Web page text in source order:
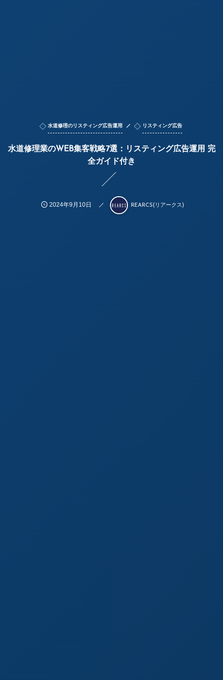
水道修理のリスティング広告運用 リスティング広告
水道修理業のWEB集客戦略7選：リスティング広告運用 完
全ガイド付き
2024年9月10日 REARCS(リアークス)